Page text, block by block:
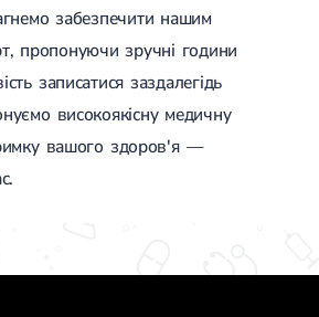
забезпечити нашим
пропонуючи зручні години
записатися заздалегідь
високоякісну медичну
вашого здоров'я —